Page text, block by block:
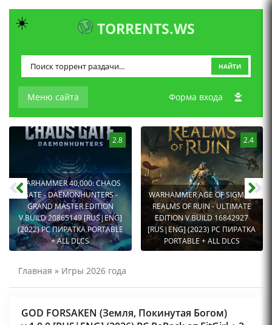
TORRENTS.WS
Меню сайта
НАЙТИ
Форма входа
2.8
WARHAMMER 40,000: CHAOS
GATE - DAEMONHUNTERS -
GRAND MASTER EDITION
V.BUILD 20865149 [RUS|ENG]
(2022) PC ПИРАТКА PORTABLE
+ ALL DLCS
2.4
WARHAMMER AGE OF SIGMAR:
REALMS OF RUIN - ULTIMATE
EDITION V.BUILD 16842927
[RUS|ENG] (2023) PC ПИРАТКА
PORTABLE + ALL DLCS
Главная » Игры 2026 года
GOD FORSAKEN (Земля, Покинутая Богом)
☀️